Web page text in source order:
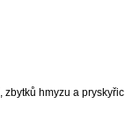
hmyzu a pryskyřic